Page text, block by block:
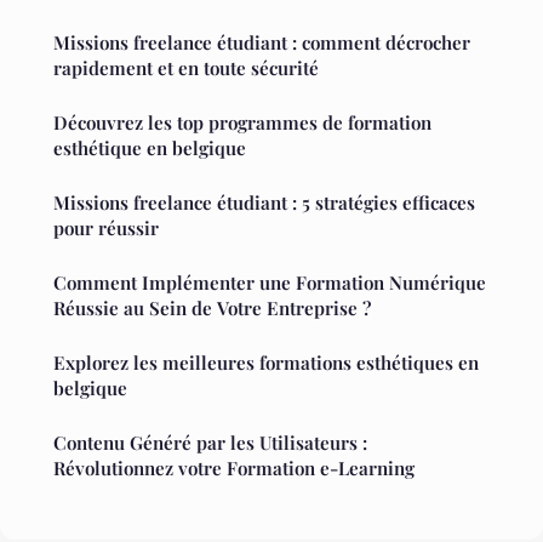
Missions freelance étudiant : comment décrocher
rapidement et en toute sécurité
Découvrez les top programmes de formation
esthétique en belgique
Missions freelance étudiant : 5 stratégies efficaces
pour réussir
Comment Implémenter une Formation Numérique
Réussie au Sein de Votre Entreprise ?
Explorez les meilleures formations esthétiques en
belgique
Contenu Généré par les Utilisateurs :
Révolutionnez votre Formation e-Learning